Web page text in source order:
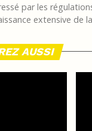
par les
extensive de
AUSSI